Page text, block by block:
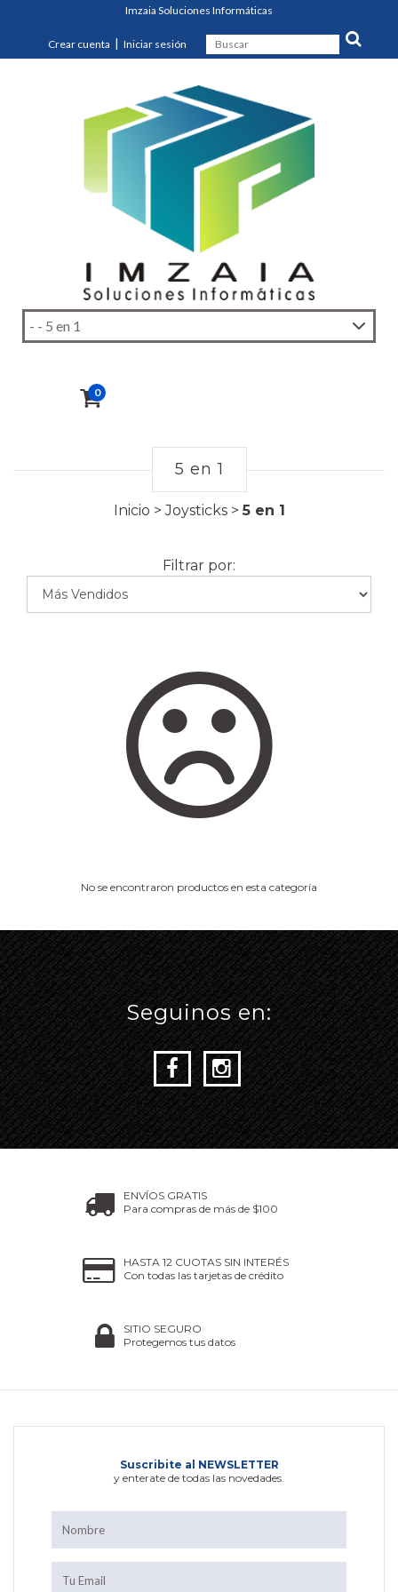
Imzaia Soluciones Informáticas
Crear cuenta | Iniciar sesión
0
5 en 1
Inicio > Joysticks > 5 en 1
Filtrar por:
No se encontraron productos en esta categoría
Seguinos en:
ENVÍOS GRATIS
Para compras de más de $100
HASTA 12 CUOTAS SIN INTERÉS
Con todas las tarjetas de crédito
SITIO SEGURO
Protegemos tus datos
Suscribite al NEWSLETTER
y enterate de todas las novedades.